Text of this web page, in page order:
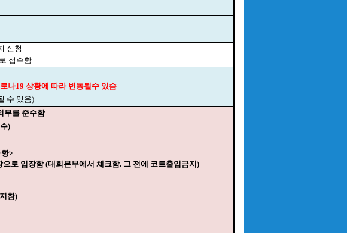
신청
접수함
나19 상황에 따라 변동될수 있슴
수 있음)
무를 준수함
)
>
로 입장함 (대회본부에서 체크함. 그 전에 코트출입금지)
참)